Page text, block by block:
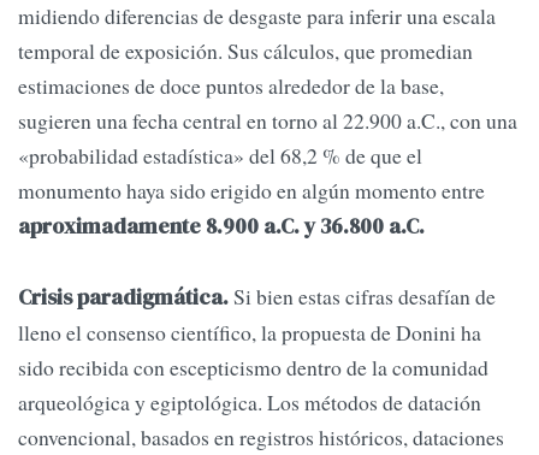
midiendo diferencias de desgaste para inferir una escala
temporal de exposición. Sus cálculos, que promedian
estimaciones de doce puntos alrededor de la base,
sugieren una fecha central en torno al 22.900 a.C., con una
«probabilidad estadística» del 68,2 % de que el
monumento haya sido erigido en algún momento entre
aproximadamente 8.900 a.C. y 36.800 a.C.
Crisis paradigmática.Si bien estas cifras desafían de
lleno el consenso científico, la propuesta de Donini ha
sido recibida con escepticismo dentro de la comunidad
arqueológica y egiptológica. Los métodos de datación
convencional, basados en registros históricos, dataciones